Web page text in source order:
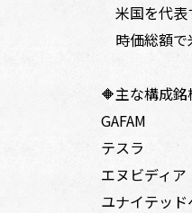
米国を代表
時価総額で
🔶主な構成銘
GAFAM
テスラ
エヌビディア
ユナイテッ